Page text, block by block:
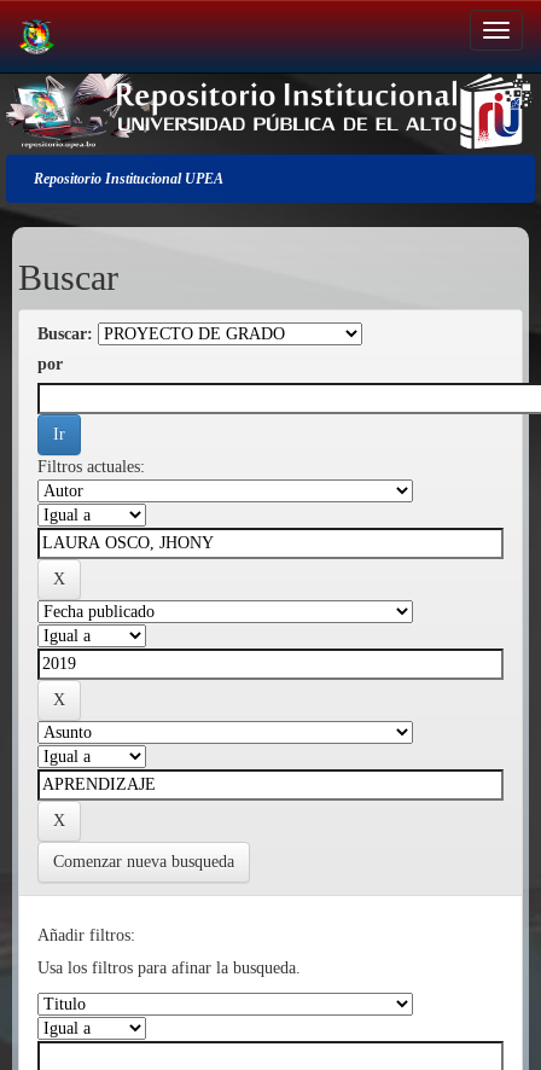
Salir
de
la
navegación
Repositorio Institucional UPEA
Buscar
Buscar:
por
Filtros actuales:
Comenzar nueva busqueda
Añadir filtros:
Usa los filtros para afinar la busqueda.